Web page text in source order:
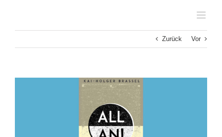
Zurück Vor